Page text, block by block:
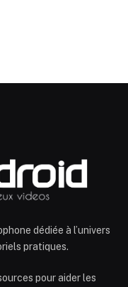
dédiée à l’univers
pratiques.
pour aider les